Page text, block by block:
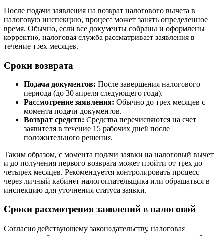
После подачи заявления на возврат налогового вычета в
налоговую инспекцию, процесс может занять определенное
время. Обычно, если все документы собраны и оформлены
корректно, налоговая служба рассматривает заявления в
течение трех месяцев.
Сроки возврата
Подача документов: После завершения налогового
периода (до 30 апреля следующего года).
Рассмотрение заявления: Обычно до трех месяцев с
момента подачи документов.
Возврат средств: Средства перечисляются на счет
заявителя в течение 15 рабочих дней после
положительного решения.
Таким образом, с момента подачи заявки на налоговый вычет
и до получения первого возврата может пройти от трех до
четырех месяцев. Рекомендуется контролировать процесс
через личный кабинет налогоплательщика или обращаться в
инспекцию для уточнения статуса заявки.
Сроки рассмотрения заявлений в налоговой
Согласно действующему законодательству, налоговая